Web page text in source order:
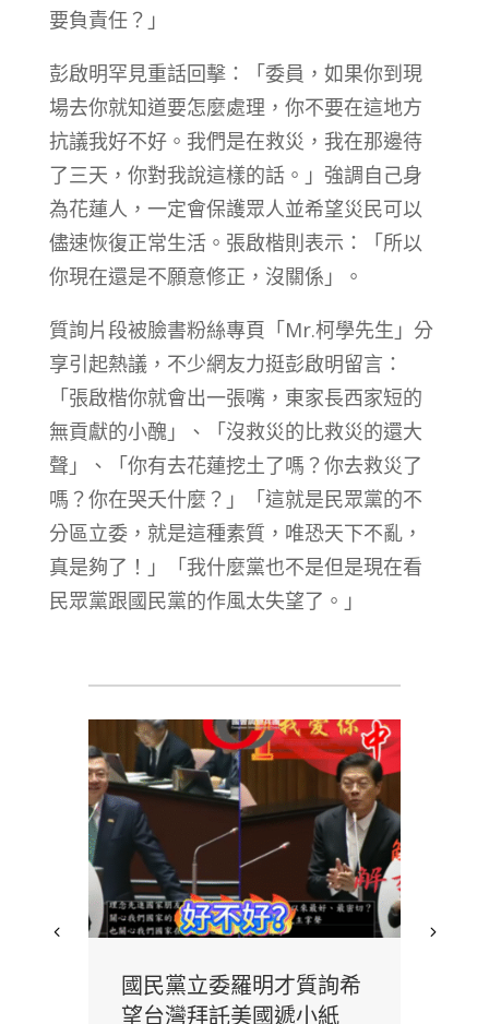
要負責任？」
彭啟明罕見重話回擊：「委員，如果你到現
場去你就知道要怎麼處理，你不要在這地方
抗議我好不好。我們是在救災，我在那邊待
了三天，你對我說這樣的話。」強調自己身
為花蓮人，一定會保護眾人並希望災民可以
儘速恢復正常生活。張啟楷則表示：「所以
你現在還是不願意修正，沒關係」。
質詢片段被臉書粉絲專頁「Mr.柯學先生」分
享引起熱議，不少網友力挺彭啟明留言：
「張啟楷你就會出一張嘴，東家長西家短的
無貢獻的小醜」、「沒救災的比救災的還大
聲」、「你有去花蓮挖土了嗎？你去救災了
嗎？你在哭夭什麼？」「這就是民眾黨的不
分區立委，就是這種素質，唯恐天下不亂，
真是夠了！」「我什麼黨也不是但是現在看
民眾黨跟國民黨的作風太失望了。」
國民黨立委羅明才質詢希
望台灣拜託美國遞小紙